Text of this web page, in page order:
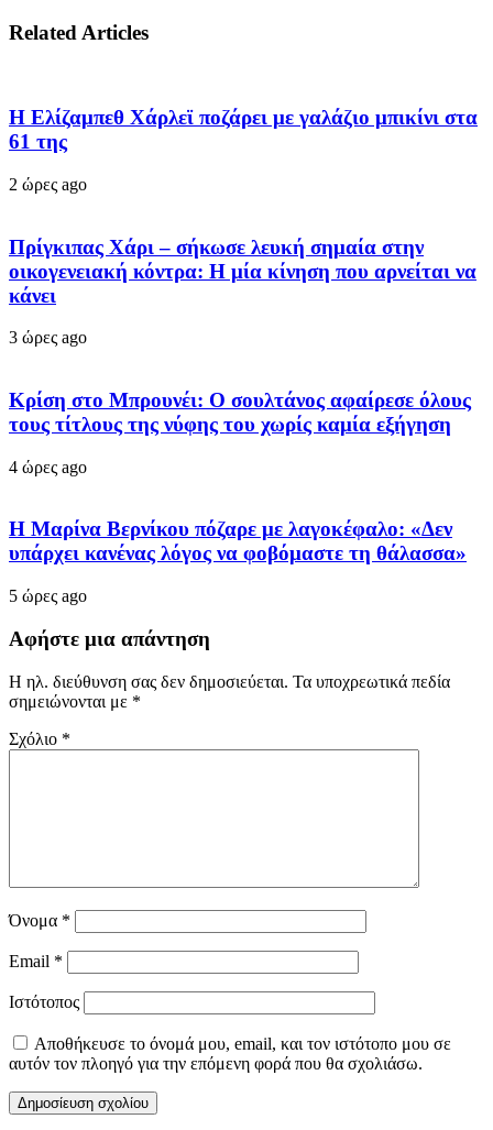
Related Articles
Η Ελίζαμπεθ Χάρλεϊ ποζάρει με γαλάζιο μπικίνι στα
61 της
2 ώρες ago
Πρίγκιπας Χάρι – σήκωσε λευκή σημαία στην
οικογενειακή κόντρα: Η μία κίνηση που αρνείται να
κάνει
3 ώρες ago
Κρίση στο Μπρουνέι: Ο σουλτάνος αφαίρεσε όλους
τους τίτλους της νύφης του χωρίς καμία εξήγηση
4 ώρες ago
Η Μαρίνα Βερνίκου πόζαρε με λαγοκέφαλο: «Δεν
υπάρχει κανένας λόγος να φοβόμαστε τη θάλασσα»
5 ώρες ago
Αφήστε μια απάντηση
Η ηλ. διεύθυνση σας δεν δημοσιεύεται. Τα υποχρεωτικά πεδία
σημειώνονται με *
Σχόλιο *
Όνομα *
Email *
Ιστότοπος
Αποθήκευσε το όνομά μου, email, και τον ιστότοπο μου σε
αυτόν τον πλοηγό για την επόμενη φορά που θα σχολιάσω.